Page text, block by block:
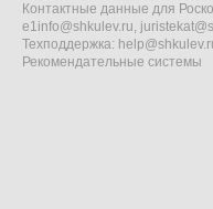
Контактные данные для
e1info@shkulev.ru,
Техподдержка:
Рекомендательные системы